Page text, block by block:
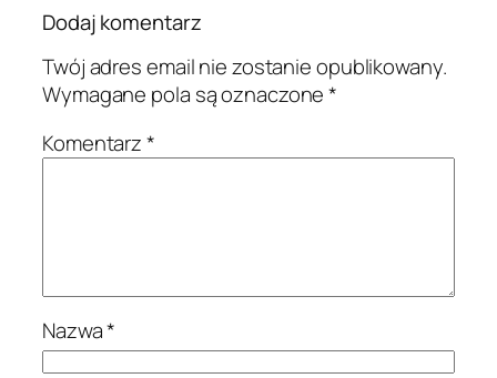
Dodaj komentarz
Twój adres email nie zostanie opublikowany.
Wymagane pola są oznaczone*
Komentarz*
Nazwa*